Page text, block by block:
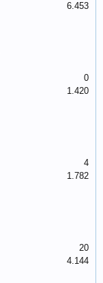
6.453
0
1.420
4
1.782
20
4.144